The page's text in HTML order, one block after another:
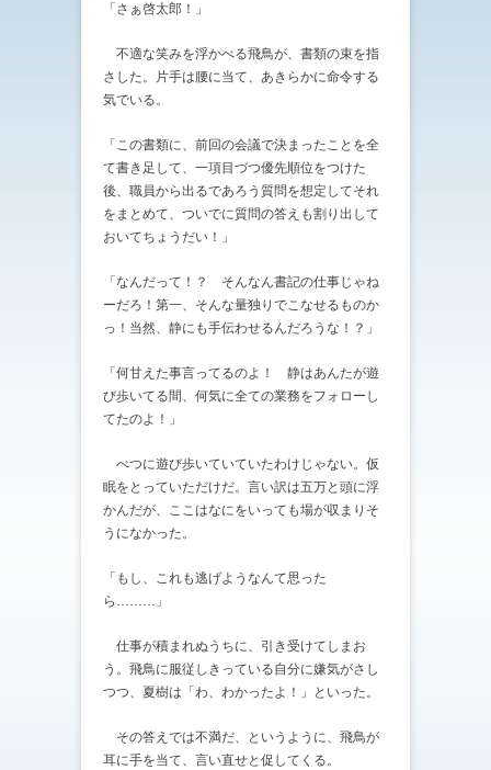
「さぁ啓太郎！」
不適な笑みを浮かべる飛鳥が、書類の束を指
さした。片手は腰に当て、あきらかに命令する
気でいる。
「この書類に、前回の会議で決まったことを全
て書き足して、一項目づつ優先順位をつけた
後、職員から出るであろう質問を想定してそれ
をまとめて、ついでに質問の答えも割り出して
おいてちょうだい！」
「なんだって！？ そんなん書記の仕事じゃね
ーだろ！第一、そんな量独りでこなせるものか
っ！当然、静にも手伝わせるんだろうな！？」
「何甘えた事言ってるのよ！ 静はあんたが遊
び歩いてる間、何気に全ての業務をフォローし
てたのよ！」
べつに遊び歩いていていたわけじゃない。仮
眠をとっていただけだ。言い訳は五万と頭に浮
かんだが、ここはなにをいっても場が収まりそ
うになかった。
「もし、これも逃げようなんて思った
ら………」
仕事が積まれぬうちに、引き受けてしまお
う。飛鳥に服従しきっている自分に嫌気がさし
つつ、夏樹は「わ、わかったよ！」といった。
その答えでは不満だ、というように、飛鳥が
耳に手を当て、言い直せと促してくる。